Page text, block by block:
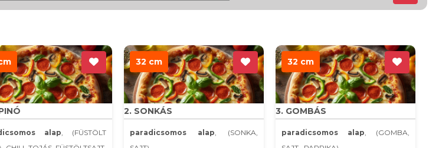
alap, (FÜSTÖLT
32 cm
2. SONKÁS
paradicsomos alap, (SONKA,
32 cm
3. GOMBÁS
paradicsomos alap, (GOMBA,